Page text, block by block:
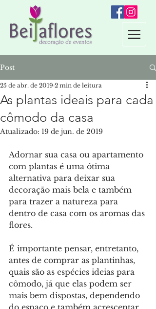
Post
As plantas ideais para cada
cômodo da casa
25 de abr. de 2019 2 min de leitura
Atualizado: 19 de jun. de 2019
Adornar sua casa ou apartamento
com plantas é uma ótima
alternativa para deixar sua
decoração mais bela e também
para trazer a natureza para
dentro de casa com os aromas das
flores.
É importante pensar, entretanto,
antes de comprar as plantinhas,
quais são as espécies ideias para
cômodo, já que elas podem ser
mais bem dispostas, dependendo
do espaço e também acrescentar